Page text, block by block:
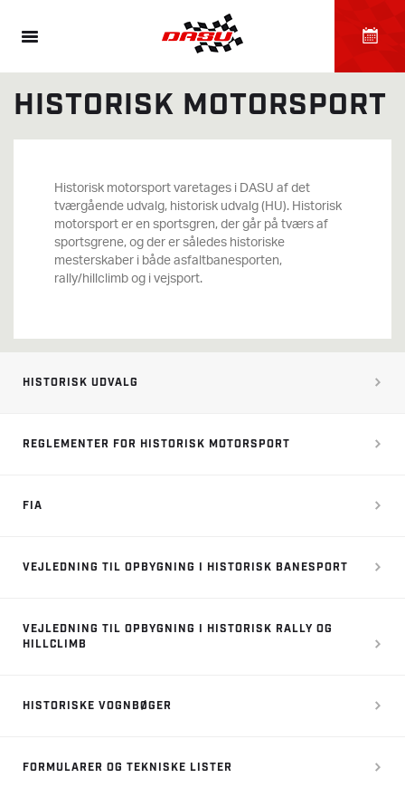
HISTORISK MOTORSPORT
Historisk motorsport varetages i DASU af det
tværgående udvalg, historisk udvalg (HU). Historisk
motorsport er en sportsgren, der går på tværs af
sportsgrene, og der er således historiske
mesterskaber i både asfaltbanesporten,
rally/hillclimb og i vejsport.
HISTORISK UDVALG
REGLEMENTER FOR HISTORISK MOTORSPORT
FIA
VEJLEDNING TIL OPBYGNING I HISTORISK BANESPORT
VEJLEDNING TIL OPBYGNING I HISTORISK RALLY OG
HILLCLIMB
HISTORISKE VOGNBØGER
FORMULARER OG TEKNISKE LISTER